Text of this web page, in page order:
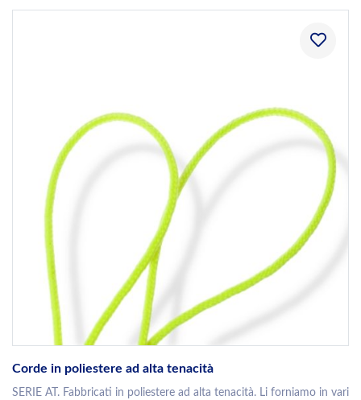
Corde in poliestere ad alta tenacità
SERIE AT. Fabbricati in poliestere ad alta tenacità. Li forniamo in vari